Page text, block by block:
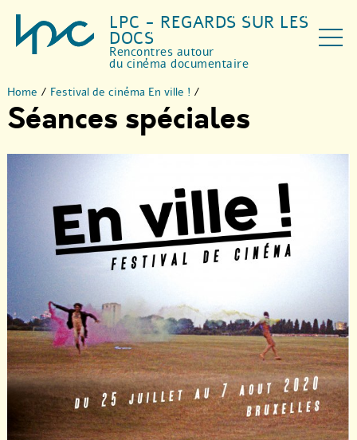
LPC - REGARDS SUR LES
DOCS
Rencontres autour
du cinéma documentaire
Home / Festival de cinéma En ville ! /
Séances spéciales